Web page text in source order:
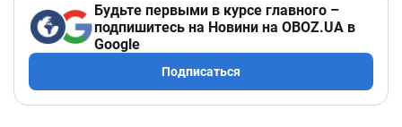
Будьте первыми в курсе главного –
подпишитесь на Новини на OBOZ.UA в
Google
Подписаться